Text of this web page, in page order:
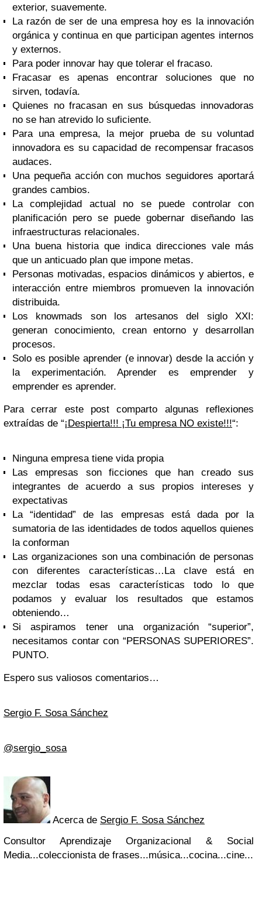
exterior, suavemente.
La razón de ser de una empresa hoy es la innovación
orgánica y continua en que participan agentes internos
y externos.
Para poder innovar hay que tolerar el fracaso.
Fracasar es apenas encontrar soluciones que no
sirven, todavía.
Quienes no fracasan en sus búsquedas innovadoras
no se han atrevido lo suficiente.
Para una empresa, la mejor prueba de su voluntad
innovadora es su capacidad de recompensar fracasos
audaces.
Una pequeña acción con muchos seguidores aportará
grandes cambios.
La complejidad actual no se puede controlar con
planificación pero se puede gobernar diseñando las
infraestructuras relacionales.
Una buena historia que indica direcciones vale más
que un anticuado plan que impone metas.
Personas motivadas, espacios dinámicos y abiertos, e
interacción entre miembros promueven la innovación
distribuida.
Los knowmads son los artesanos del siglo XXI:
generan conocimiento, crean entorno y desarrollan
procesos.
Solo es posible aprender (e innovar) desde la acción y
la experimentación. Aprender es emprender y
emprender es aprender.
Para cerrar este post comparto algunas reflexiones
extraídas de “¡Despierta!!! ¡Tu empresa NO existe!!!“:
Ninguna empresa tiene vida propia
Las empresas son ficciones que han creado sus
integrantes de acuerdo a sus propios intereses y
expectativas
La “identidad” de las empresas está dada por la
sumatoria de las identidades de todos aquellos quienes
la conforman
Las organizaciones son una combinación de personas
con diferentes características…La clave está en
mezclar todas esas características todo lo que
podamos y evaluar los resultados que estamos
obteniendo…
Si aspiramos tener una organización “superior”,
necesitamos contar con “PERSONAS SUPERIORES”.
PUNTO.
Espero sus valiosos comentarios…
Sergio F. Sosa Sánchez
@sergio_sosa
Acerca de Sergio F. Sosa Sánchez
Consultor Aprendizaje Organizacional & Social
Media...coleccionista de frases...música...cocina...cine...